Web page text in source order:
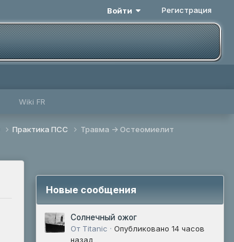
Войти Регистрация
Wiki FR
Практика ПСС Травма -> Остеомиелит
Новые сообщения
Солнечный ожог
От Titanic · Опубликовано 14 часов
назад